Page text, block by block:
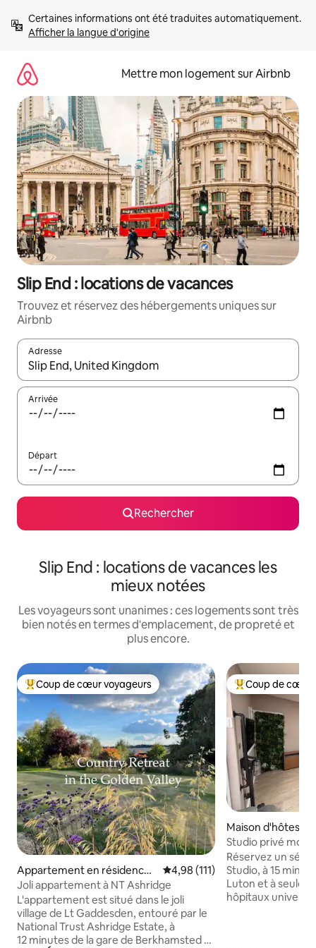
directement
Afficher la langue d'origine
Mettre mon logement sur Airbnb
Slip End : locations de vacances
Trouvez et réservez des hébergements uniques sur
Airbnb
Adresse
Lorsque les résultats s'affichent, utilisez les flèches vers le
Arrivée
Départ
Rechercher
Slip End : locations de vacances les
mieux notées
Les voyageurs sont unanimes : ces logements sont très
bien notés en termes d'emplacement, de propreté et
plus encore.
Coups de cœur voyageurs les plus appréciés
Coup de cœur voyageurs
Appartement en résidence ⋅
Little Gaddesden
Évaluation moyenne sur la
4,98 (111)
Joli appartement à NT Ashridge
L'appartement est situé dans le joli
village de Lt Gaddesden, entouré par le
National Trust Ashridge Estate, à
12 minutes de la gare de Berkhamsted à
Coups de cœur
Coup de cœur
Maison d'hôtes ⋅
Studio privé
l'hôpital L&D
Réservez un
Studio, à 15
Luton et à
hôpitaux